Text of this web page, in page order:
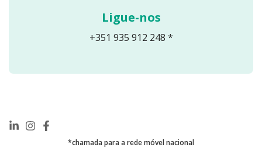
Ligue-nos
+351 935 912 248 *
*chamada para a rede móvel nacional